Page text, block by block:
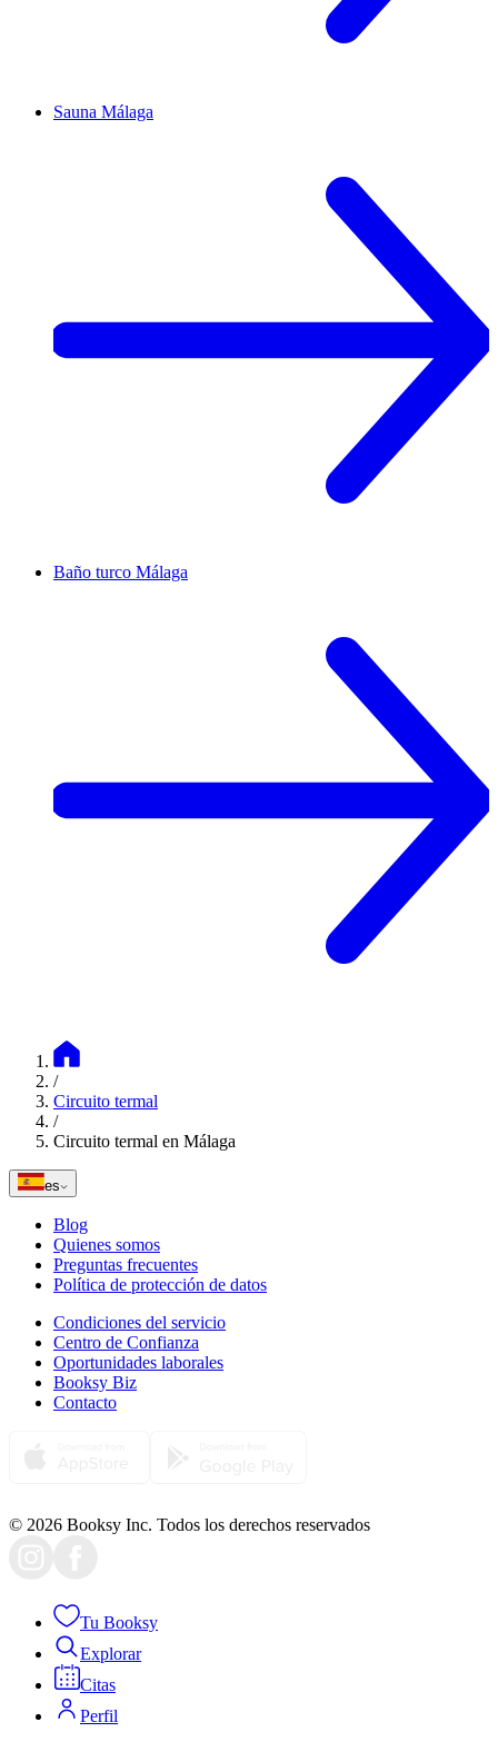
Sauna Málaga
Baño turco Málaga
/
Circuito termal
/
Circuito termal en Málaga
es
Blog
Quienes somos
Preguntas frecuentes
Política de protección de datos
Condiciones del servicio
Centro de Confianza
Oportunidades laborales
Booksy Biz
Contacto
© 2026 Booksy Inc. Todos los derechos reservados
Tu Booksy
Explorar
Citas
Perfil